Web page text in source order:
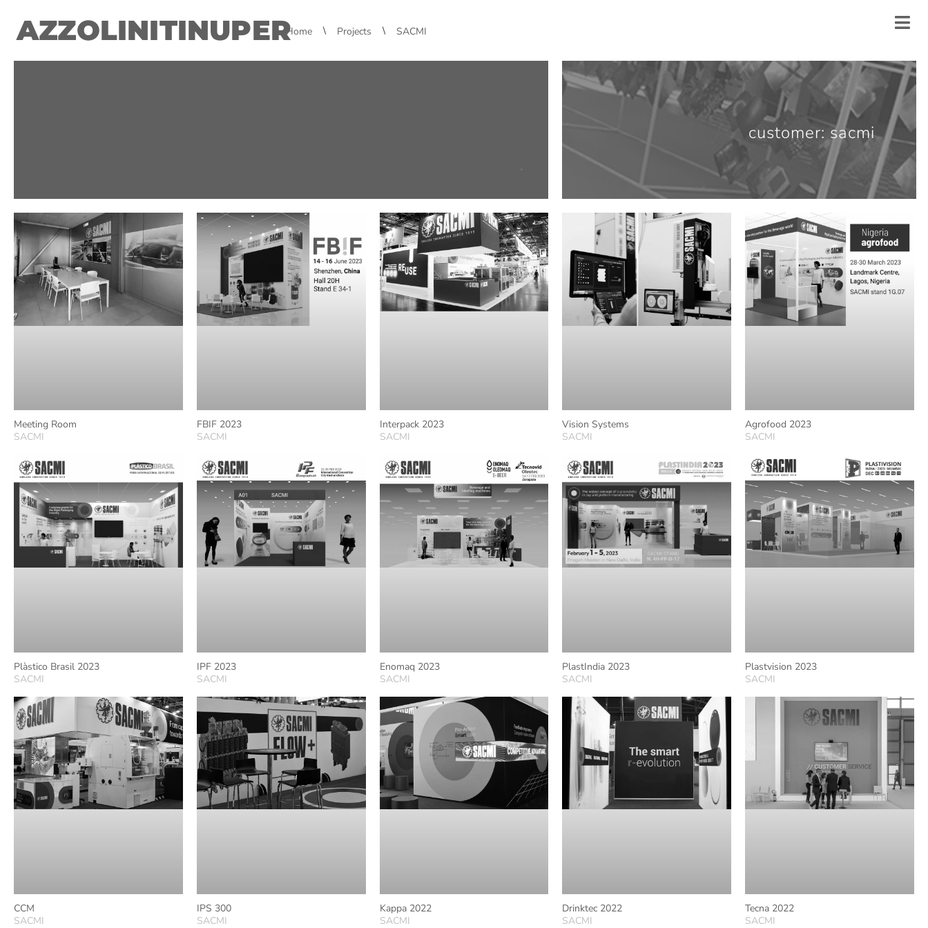
AZZOLINITINUPERHome \ Projects \ SACMI
.
customer: sacmi
Meeting Room
SACMI
FBIF 2023
SACMI
Interpack 2023
SACMI
Vision Systems
SACMI
Agrofood 2023
SACMI
Plàstico Brasil 2023
SACMI
IPF 2023
SACMI
Enomaq 2023
SACMI
PlastIndia 2023
SACMI
Plastvision 2023
SACMI
CCM
SACMI
IPS 300
SACMI
Kappa 2022
SACMI
Drinktec 2022
SACMI
Tecna 2022
SACMI